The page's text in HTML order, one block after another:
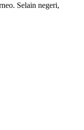
Selain negeri,